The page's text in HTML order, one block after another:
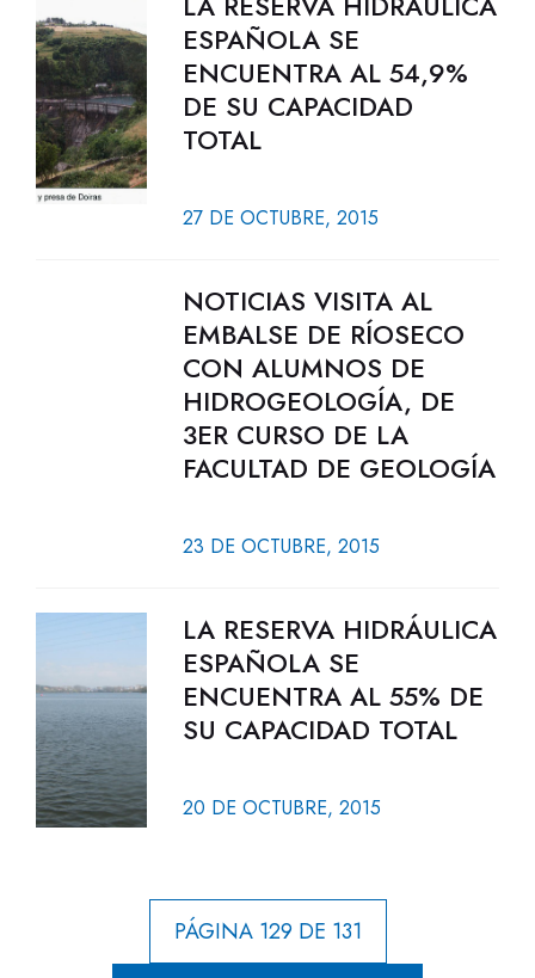
ESPAÑOLA SE
ENCUENTRA AL 54,9%
DE SU CAPACIDAD
TOTAL
27 DE OCTUBRE, 2015
NOTICIAS VISITA AL
EMBALSE DE RÍOSECO
CON ALUMNOS DE
HIDROGEOLOGÍA, DE
3ER CURSO DE LA
FACULTAD DE GEOLOGÍA
23 DE OCTUBRE, 2015
LA RESERVA HIDRÁULICA
ESPAÑOLA SE
ENCUENTRA AL 55% DE
SU CAPACIDAD TOTAL
20 DE OCTUBRE, 2015
PÁGINA 129 DE 131